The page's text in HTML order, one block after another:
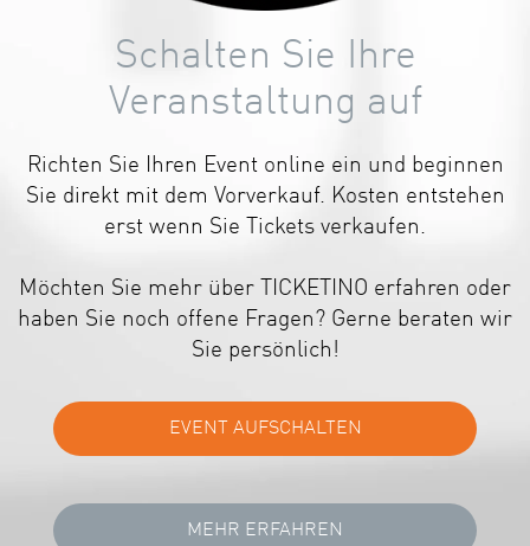
Schalten Sie Ihre
Veranstaltung auf
Richten Sie Ihren Event online ein und beginnen
Sie direkt mit dem Vorverkauf. Kosten entstehen
erst wenn Sie Tickets verkaufen.
Möchten Sie mehr über TICKETINO erfahren oder
haben Sie noch offene Fragen? Gerne beraten wir
Sie persönlich!